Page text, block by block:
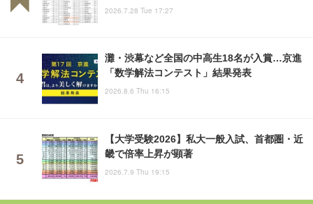
2026.7.28 Tue 17:27
灘・渋幕など全国の中高生18名が入賞…京進
「数学解法コンテスト」結果発表
2026.8.6 Thu 16:15
【大学受験2026】私大一般入試、首都圏・近
畿で倍率上昇が顕著
2026.7.9 Thu 19:15